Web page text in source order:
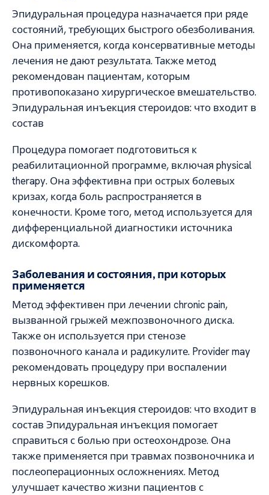
Эпидуральная процедура назначается при ряде
состояний, требующих быстрого обезболивания.
Она применяется, когда консервативные методы
лечения не дают результата. Также метод
рекомендован пациентам, которым
противопоказано хирургическое вмешательство.
Эпидуральная инъекция стероидов: что входит в
состав
Процедура помогает подготовиться к
реабилитационной программе, включая physical
therapy. Она эффективна при острых болевых
кризах, когда боль распространяется в
конечности. Кроме того, метод используется для
дифференциальной диагностики источника
дискомфорта.
Заболевания и состояния, при которых
применяется
Метод эффективен при лечении chronic pain,
вызванной грыжей межпозвоночного диска.
Также он используется при стенозе
позвоночного канала и радикулите. Provider may
рекомендовать процедуру при воспалении
нервных корешков.
Эпидуральная инъекция стероидов: что входит в
состав Эпидуральная инъекция помогает
справиться с болью при остеохондрозе. Она
также применяется при травмах позвоночника и
послеоперационных осложнениях. Метод
улучшает качество жизни пациентов с